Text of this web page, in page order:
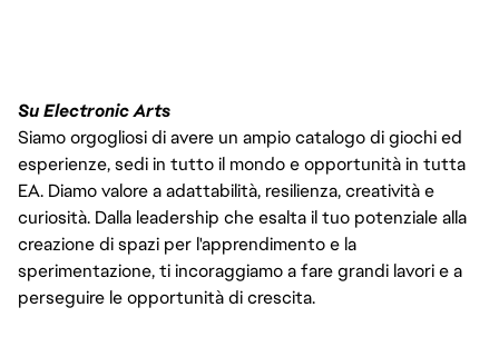
Su Electronic Arts
Siamo orgogliosi di avere un ampio catalogo di giochi ed
esperienze, sedi in tutto il mondo e opportunità in tutta
EA. Diamo valore a adattabilità, resilienza, creatività e
curiosità. Dalla leadership che esalta il tuo potenziale alla
creazione di spazi per l'apprendimento e la
sperimentazione, ti incoraggiamo a fare grandi lavori e a
perseguire le opportunità di crescita.